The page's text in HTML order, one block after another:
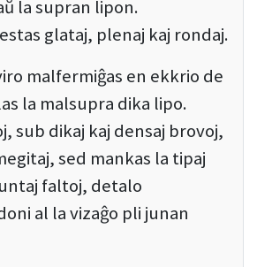
la supran lipon.
glataj, plenaj kaj rondaj.
malfermiĝas en ekkrio de
la malsupra dika lipo.
sub dikaj kaj densaj brovoj,
sed mankas la tipaj
faltoj, detalo
al la vizaĝo pli junan